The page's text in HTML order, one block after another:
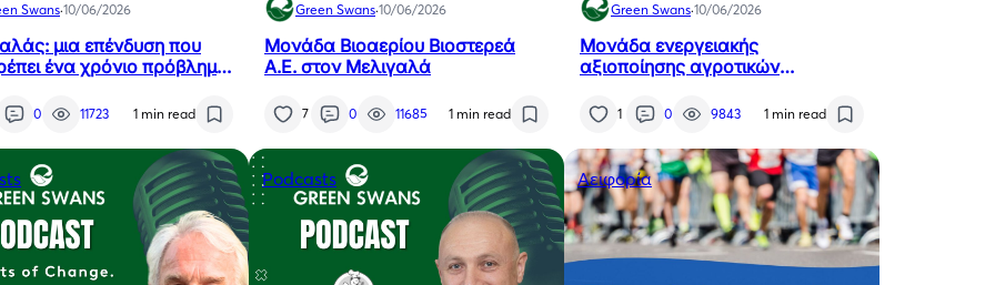
Swans·10/06/2026
μια επένδυση που
ένα χρόνιο πρόβλημα
0 11723 1 min read
Green Swans·10/06/2026
Μονάδα Βιοαερίου Βιοστερεά
Α.Ε. στον Μελιγαλά
7 0 11685 1 min read
Green Swans·10/06/2026
Μονάδα ενεργειακής
αξιοποίησης αγροτικών
1 0 9843 1 min read
Podcasts Αειφορία